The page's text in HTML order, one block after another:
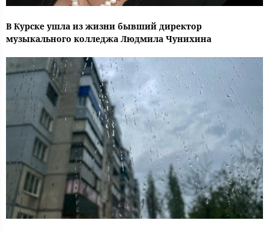
В Курске ушла из жизни бывший директор
музыкального колледжа Людмила Чунихина